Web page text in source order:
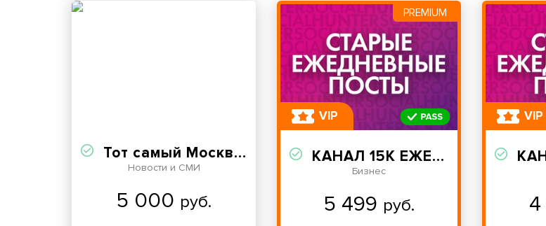
Тот самый Москвич
Новости и СМИ
5 000 руб.
PREMIUM
VIP
КАНАЛ 15К ЕЖЕДНЕВНЫЕ ПОСТЫ
Бизнес
5 499 руб.
VIP
КАНАЛ